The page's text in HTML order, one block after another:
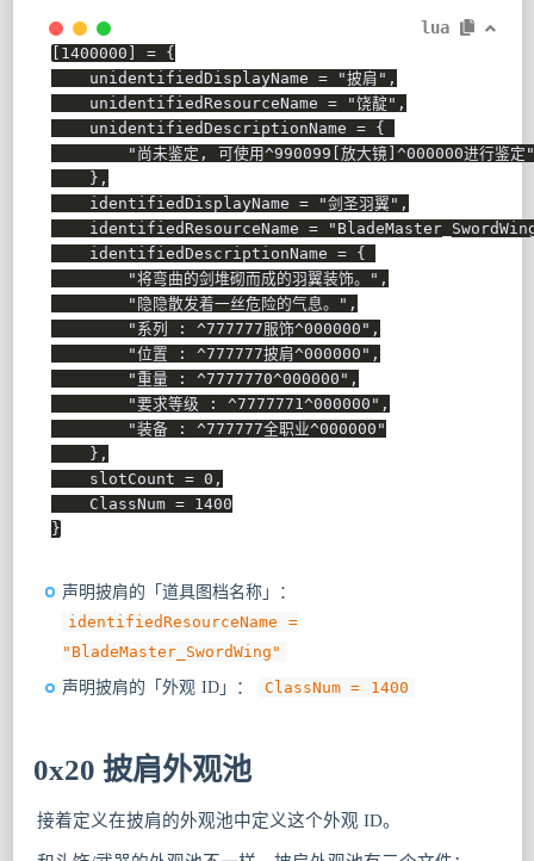
lua
1400000 =
{
    unidentifiedDisplayName
= "披肩" ,
    unidentifiedResourceName
= "饶靛" ,
    unidentifiedDescriptionName
=
{
"尚未鉴定, 可使用^990099[放大镜]^000000进行鉴定"
} ,
    identifiedDisplayName
= "剑圣羽翼" ,
    identifiedResourceName
=
    identifiedDescriptionName
=
{
"将弯曲的剑堆砌而成的羽翼装饰。" ,
"隐隐散发着一丝危险的气息。" ,
"系列 : ^777777服饰^000000" ,
"位置 : ^777777披肩^000000" ,
"重量 : ^7777770^000000" ,
"要求等级 : ^7777771^000000" ,
"装备 : ^777777全职业^000000"
} ,
    slotCount
= 0 ,
    ClassNum
=
1400
}
声明披肩的「道具图档名称」：
identifiedResourceName =
"BladeMaster_SwordWing"
声明披肩的「外观 ID」： ClassNum = 1400
0x20 披肩外观池
接着定义在披肩的外观池中定义这个外观 ID。